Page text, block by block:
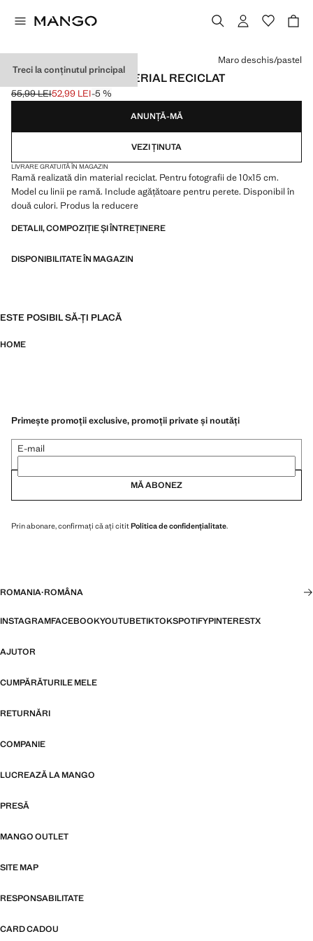
Treci la conținutul principal
RAMĂ MEDIE DIN MATERIAL RECICLAT
Preț inițial tăiat [55,99 LEI ]
55,99 LEI
Preț actual [52,99 LEI ]
52,99 LEI-5 %
Selectează o culoare
Maro deschis/pastel
ANUNȚĂ-MĂ
VEZI ȚINUTA
LIVRARE GRATUITĂ ÎN MAGAZIN
Ramă realizată din material reciclat. Pentru fotografii de 10x15 cm.
Model cu linii pe ramă. Include agățătoare pentru perete. Disponibil în
două culori. Produs la reducere
DETALII, COMPOZIȚIE ȘI ÎNTREȚINERE
DISPONIBILITATE ÎN MAGAZIN
ESTE POSIBIL SĂ-ȚI PLACĂ
HOME
Primește promoții exclusive, promoții private și noutăți
E-mail
MĂ ABONEZ
Prin abonare, confirmați că ați cititPolitica de confidențialitate.
ROMANIA·ROMÂNA
INSTAGRAMFACEBOOKYOUTUBETIKTOKSPOTIFYPINTERESTX
AJUTOR
CUMPĂRĂTURILE MELE
RETURNĂRI
COMPANIE
LUCREAZĂ LA MANGO
PRESĂ
MANGO OUTLET
SITE MAP
RESPONSABILITATE
CARD CADOU